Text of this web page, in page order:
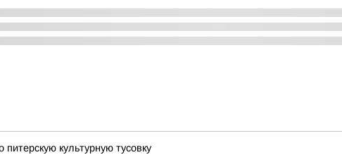
культурную тусовку